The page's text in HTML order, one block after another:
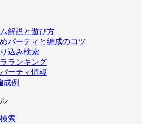
解説と遊び方
パーティと編成のコツ
込み検索
ランキング
ーティ情報
成例
索